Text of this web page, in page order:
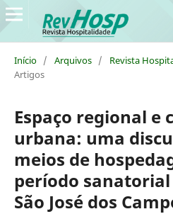
Início / Arquivos / Revista
Artigos
Espaço regional e
urbana: uma
meios de
período sanatorial
São José dos